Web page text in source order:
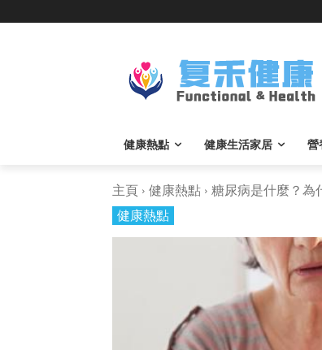
健康熱點 健康生活家居 營
主頁 健康熱點 糖尿病是什麼？為
健康熱點